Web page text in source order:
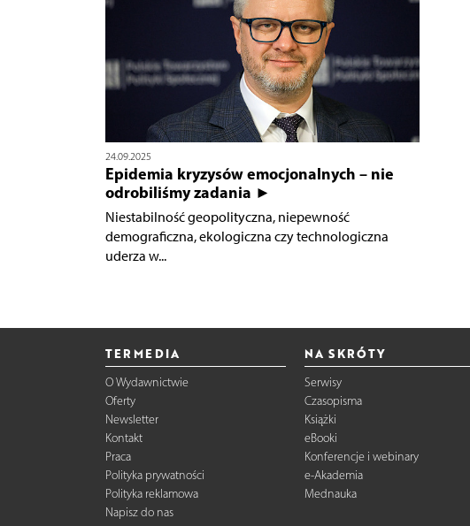
24.09.2025
Epidemia kryzysów emocjonalnych – nie
odrobiliśmy zadania ►
Niestabilność geopolityczna, niepewność
demograficzna, ekologiczna czy technologiczna
uderza w...
TERMEDIA
O Wydawnictwie
Oferty
Newsletter
Kontakt
Praca
Polityka prywatności
Polityka reklamowa
Napisz do nas
NA SKRÓTY
Serwisy
Czasopisma
Książki
eBooki
Konferencje i webinary
e-Akademia
Mednauka